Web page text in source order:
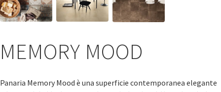
MEMORY MOOD
Panaria Memory Mood è una superficie contemporanea elegante